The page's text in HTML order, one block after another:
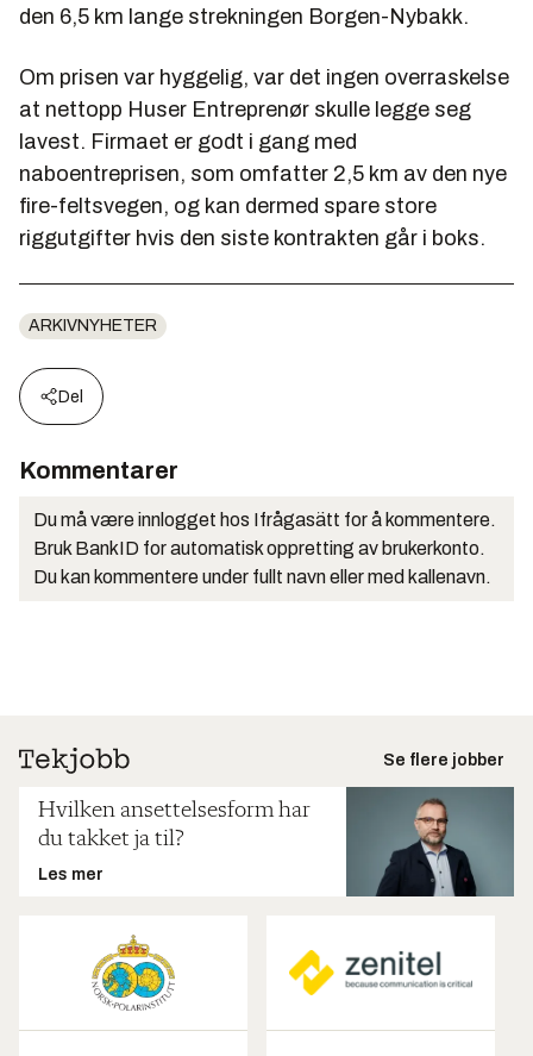
den 6,5 km lange strekningen Borgen-Nybakk.
Om prisen var hyggelig, var det ingen overraskelse
at nettopp Huser Entreprenør skulle legge seg
lavest. Firmaet er godt i gang med
naboentreprisen, som omfatter 2,5 km av den nye
fire-feltsvegen, og kan dermed spare store
riggutgifter hvis den siste kontrakten går i boks.
ARKIVNYHETER
Del
Kommentarer
Du må være innlogget hos Ifrågasätt for å kommentere.
Bruk BankID for automatisk oppretting av brukerkonto.
Du kan kommentere under fullt navn eller med kallenavn.
Se flere jobber
Hvilken ansettelsesform har
du takket ja til?
Les mer